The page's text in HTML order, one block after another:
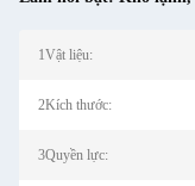
1Vật liệu:
2Kích thước:
3Quyền lực: